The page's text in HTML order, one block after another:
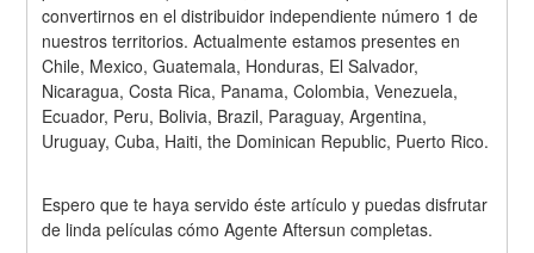
convertirnos en el distribuidor independiente número 1 de
nuestros territorios. Actualmente estamos presentes en
Chile, Mexico, Guatemala, Honduras, El Salvador,
Nicaragua, Costa Rica, Panama, Colombia, Venezuela,
Ecuador, Peru, Bolivia, Brazil, Paraguay, Argentina,
Uruguay, Cuba, Haiti, the Dominican Republic, Puerto Rico.
Espero que te haya servido éste artículo y puedas disfrutar
de linda películas cómo Agente Aftersun completas.